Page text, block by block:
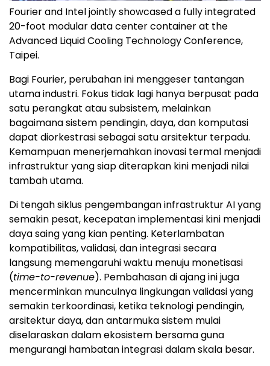
Fourier and Intel jointly showcased a fully integrated
20-foot modular data center container at the
Advanced Liquid Cooling Technology Conference,
Taipei.
Bagi Fourier, perubahan ini menggeser tantangan
utama industri. Fokus tidak lagi hanya berpusat pada
satu perangkat atau subsistem, melainkan
bagaimana sistem pendingin, daya, dan komputasi
dapat diorkestrasi sebagai satu arsitektur terpadu.
Kemampuan menerjemahkan inovasi termal menjadi
infrastruktur yang siap diterapkan kini menjadi nilai
tambah utama.
Di tengah siklus pengembangan infrastruktur AI yang
semakin pesat, kecepatan implementasi kini menjadi
daya saing yang kian penting. Keterlambatan
kompatibilitas, validasi, dan integrasi secara
langsung memengaruhi waktu menuju monetisasi
(time-to-revenue). Pembahasan di ajang ini juga
mencerminkan munculnya lingkungan validasi yang
semakin terkoordinasi, ketika teknologi pendingin,
arsitektur daya, dan antarmuka sistem mulai
diselaraskan dalam ekosistem bersama guna
mengurangi hambatan integrasi dalam skala besar.